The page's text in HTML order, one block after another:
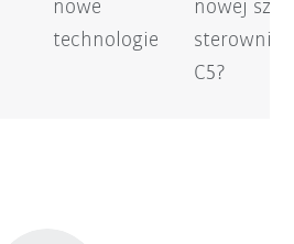
nowe
technologie
nowej
C5?